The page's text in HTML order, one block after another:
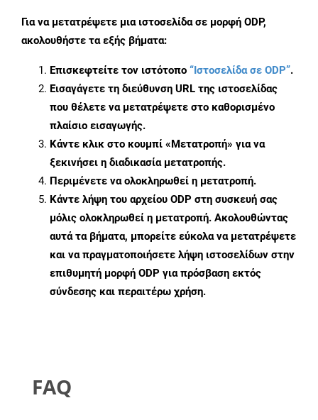
Για να μετατρέψετε μια ιστοσελίδα σε μορφή ODP,
ακολουθήστε τα εξής βήματα:
Επισκεφτείτε τον ιστότοπο “Ιστοσελίδα σε ODP”.
Εισαγάγετε τη διεύθυνση URL της ιστοσελίδας
που θέλετε να μετατρέψετε στο καθορισμένο
πλαίσιο εισαγωγής.
Κάντε κλικ στο κουμπί «Μετατροπή» για να
ξεκινήσει η διαδικασία μετατροπής.
Περιμένετε να ολοκληρωθεί η μετατροπή.
Κάντε λήψη του αρχείου ODP στη συσκευή σας
μόλις ολοκληρωθεί η μετατροπή. Ακολουθώντας
αυτά τα βήματα, μπορείτε εύκολα να μετατρέψετε
και να πραγματοποιήσετε λήψη ιστοσελίδων στην
επιθυμητή μορφή ODP για πρόσβαση εκτός
σύνδεσης και περαιτέρω χρήση.
FAQ